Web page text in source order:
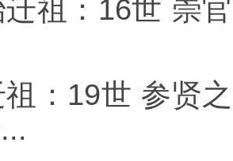
祖：16世 崇
：19世 参贤